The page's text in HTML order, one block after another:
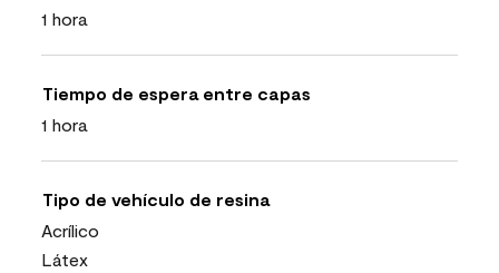
1 hora
Tiempo de espera entre capas
1 hora
Tipo de vehículo de resina
Acrílico
Látex